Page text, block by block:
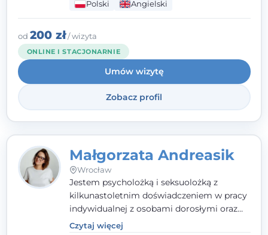
(TSR). Te polegają na osiąganiu
zamierzonych celów (doprowadzeniu do
rozwiązania trudnych sytuacji) poprzez
identyfikowanie i wzmacnianie zasobów
oraz mocnych stron klienta. W swojej
pracy korzystam także z metod dialogu
motywacyjnego itreningu uważności.
Polski Angielski
od 200 zł/ wizyta
ONLINE I STACJONARNIE
Umów wizytę
Zobacz profil
Małgorzata Andreasik
Wrocław
Jestem psycholożką i seksuolożką z
kilkunastoletnim doświadczeniem w pracy
indywidualnej z osobami dorosłymi oraz
parami. Specjalizuję się w obszarze zdrowia
Czytaj więcej